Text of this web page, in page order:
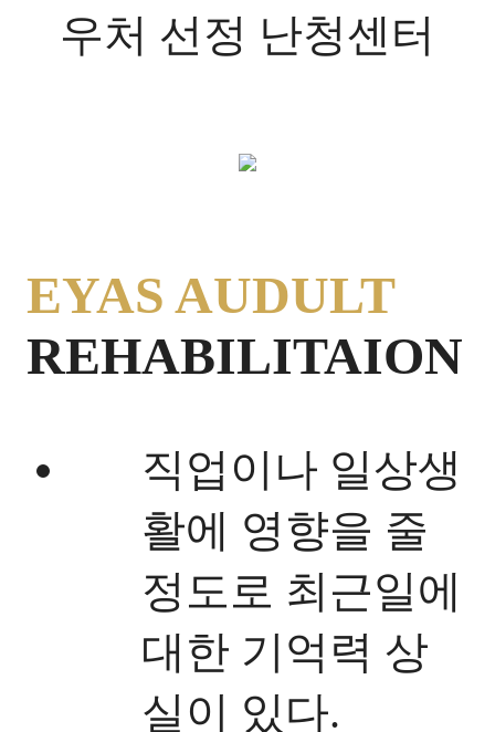
우처 선정 난청센터
EYAS AUDULT
REHABILITAION
직업이나 일상생
활에 영향을 줄
정도로 최근일에
대한 기억력 상
실이 있다.